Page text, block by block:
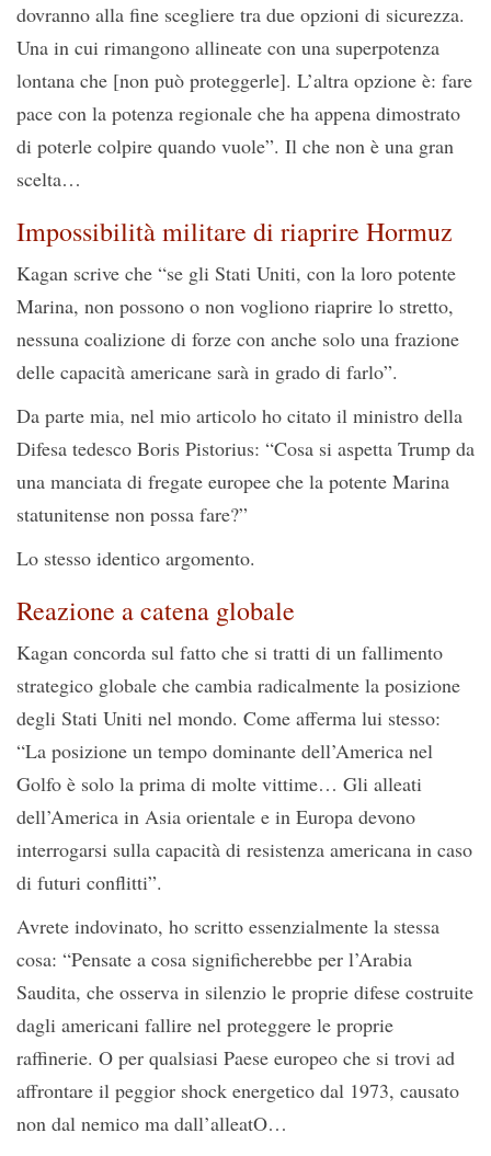
dovranno alla fine scegliere tra due opzioni di sicurezza.
Una in cui rimangono allineate con una superpotenza
lontana che [non può proteggerle]. L’altra opzione è: fare
pace con la potenza regionale che ha appena dimostrato
di poterle colpire quando vuole”. Il che non è una gran
scelta…
Impossibilità militare di riaprire Hormuz
Kagan scrive che “se gli Stati Uniti, con la loro potente
Marina, non possono o non vogliono riaprire lo stretto,
nessuna coalizione di forze con anche solo una frazione
delle capacità americane sarà in grado di farlo”.
Da parte mia, nel mio articolo ho citato il ministro della
Difesa tedesco Boris Pistorius: “Cosa si aspetta Trump da
una manciata di fregate europee che la potente Marina
statunitense non possa fare?”
Lo stesso identico argomento.
Reazione a catena globale
Kagan concorda sul fatto che si tratti di un fallimento
strategico globale che cambia radicalmente la posizione
degli Stati Uniti nel mondo. Come afferma lui stesso:
“La posizione un tempo dominante dell’America nel
Golfo è solo la prima di molte vittime… Gli alleati
dell’America in Asia orientale e in Europa devono
interrogarsi sulla capacità di resistenza americana in caso
di futuri conflitti”.
Avrete indovinato, ho scritto essenzialmente la stessa
cosa: “Pensate a cosa significherebbe per l’Arabia
Saudita, che osserva in silenzio le proprie difese costruite
dagli americani fallire nel proteggere le proprie
raffinerie. O per qualsiasi Paese europeo che si trovi ad
affrontare il peggior shock energetico dal 1973, causato
non dal nemico ma dall’alleatO…